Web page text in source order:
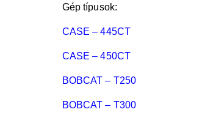
Gép típusok:
CASE – 445CT
CASE – 450CT
BOBCAT – T250
BOBCAT – T300